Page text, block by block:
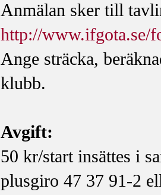
Anmälan sker till
http://www.ifgota.se/
Ange sträcka,
klubb.
Avgift:
50 kr/start insättes i
plusgiro 47 37 91-2